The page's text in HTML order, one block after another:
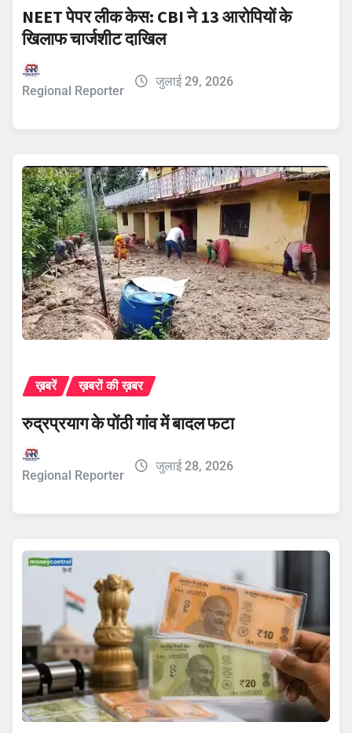
NEET पेपर लीक केस: CBI ने 13 आरोपियों के
खिलाफ चार्जशीट दाखिल
Regional Reporter
जुलाई 29, 2026
ख़बरें ख़बरों की ख़बर
रुद्रप्रयाग के पोंठी गांव में बादल फटा
Regional Reporter
जुलाई 28, 2026